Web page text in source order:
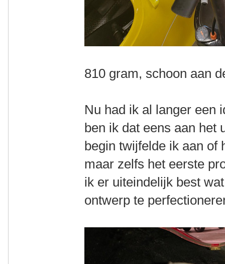
810 gram, schoon aan
Nu had ik al langer een
ben ik dat eens aan het
begin twijfelde ik aan of
maar zelfs het eerste
ik er uiteindelijk best
ontwerp te